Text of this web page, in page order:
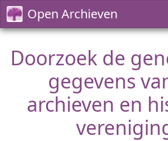
Open Archieven
Doorzoek de
gegevens
archieven en